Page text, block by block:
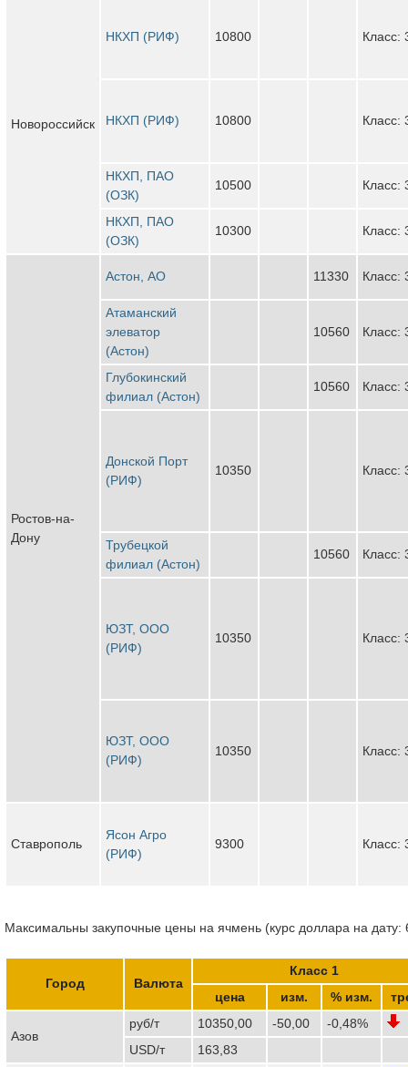
Новороссийск
НКХП (РИФ) 10800 Класс:
НКХП (РИФ) 10800 Класс:
НКХП, ПАО
(ОЗК)
10500 Класс:
НКХП, ПАО
(ОЗК)
10300 Класс:
Ростов-на-
Дону
Астон, АО 11330 Класс:
Атаманский
элеватор
(Астон)
10560 Класс:
Глубокинский
филиал (Астон)
10560 Класс:
Донской Порт
(РИФ)
10350 Класс:
Трубецкой
филиал (Астон)
10560 Класс:
ЮЗТ, ООО
(РИФ)
10350 Класс:
ЮЗТ, ООО
(РИФ)
10350 Класс:
Ставрополь
Ясон Агро
(РИФ)
9300 Класс:
Максимальны закупочные цены на ячмень (курс доллара на дату:
Город Валюта
Класс 1
цена
изм. % изм.
Азов
руб/т 10350,00 -50,00
-0,48%
USD/т
163,83